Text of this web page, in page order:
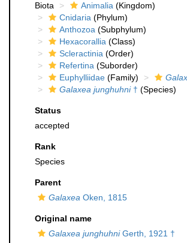
Biota
Animalia (Kingdom)
Cnidaria (Phylum)
Anthozoa (Subphylum)
Hexacorallia (Class)
Scleractinia (Order)
Refertina (Suborder)
Euphylliidae (Family)
Galaxea junghuhni† (Species)
Status
accepted
Rank
Species
Parent
Galaxea Oken, 1815
Original name
Galaxea junghuhniGerth, 1921 †